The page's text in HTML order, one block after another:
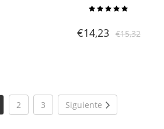
ajustable para envoltura
versátil adecuada para
€14,23 €15,32
2 3 Siguiente